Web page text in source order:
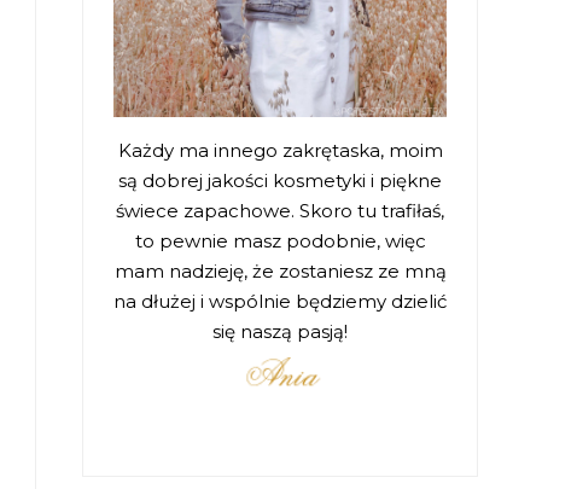
Każdy ma innego zakrętaska, moim
są dobrej jakości kosmetyki i piękne
świece zapachowe. Skoro tu trafiłaś,
to pewnie masz podobnie, więc
mam nadzieję, że zostaniesz ze mną
na dłużej i wspólnie będziemy dzielić
się naszą pasją!